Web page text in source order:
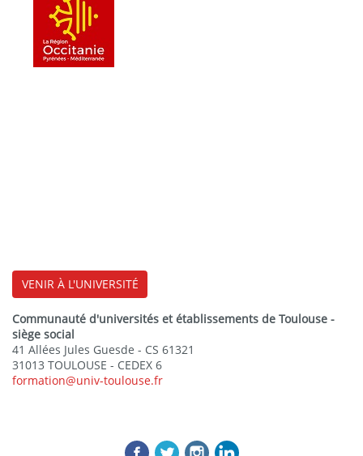
VENIR À L'UNIVERSITÉ
Communauté d'universités et établissements de Toulouse -
siège social
41 Allées Jules Guesde - CS 61321
31013 TOULOUSE - CEDEX 6
formation@univ-toulouse.fr